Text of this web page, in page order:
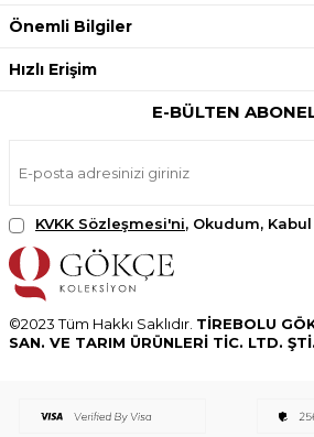
Önemli Bilgiler
Hızlı Erişim
E-BÜLTEN
KVKK Sözleşmesi'ni, Okudum,
©2023 Tüm Hakkı Saklıdır. TİREBOLU
SAN. VE TARIM ÜRÜNLERİ TİC. LTD. ŞTİ.